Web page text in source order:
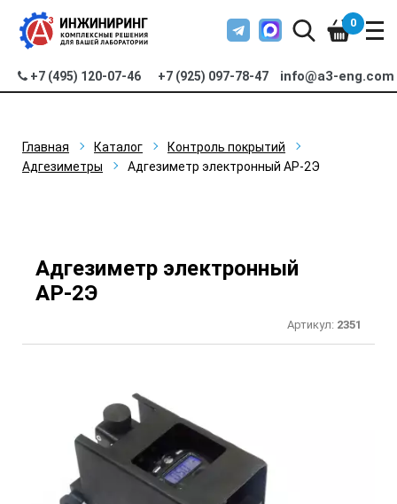
+7 (495) 120-07-46 +7 (925) 097-78-47 info@a3-eng.com
0
Главная Каталог
Контроль покрытий
Адгезиметры
Адгезиметр электронный АР-2Э
Адгезиметр электронный
АР-2Э
Артикул: 2351